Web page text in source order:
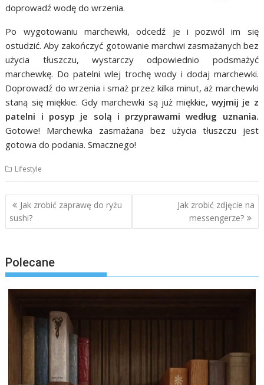
doprowadź wodę do wrzenia.
Po wygotowaniu marchewki, odcedź je i pozwól im się
ostudzić. Aby zakończyć gotowanie marchwi zasmażanych bez
użycia tłuszczu, wystarczy odpowiednio podsmażyć
marchewkę. Do patelni wlej trochę wody i dodaj marchewki.
Doprowadź do wrzenia i smaż przez kilka minut, aż marchewki
staną się miękkie. Gdy marchewki są już miękkie,wyjmij je z
patelni i posyp je solą i przyprawami według uznania.
Gotowe! Marchewka zasmażana bez użycia tłuszczu jest
gotowa do podania. Smacznego!
Lifestyle
Nawigacja
wpisu
Jak zrobić zaprawę do ryżu
sushi?
Jak zrobić zdjęcie na
messengerze?
Polecane